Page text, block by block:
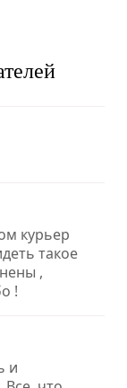
курьер
такое
,
!
и